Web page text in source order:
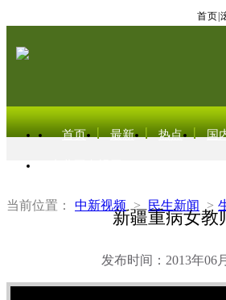
首页
首页 最新 热点 国
当前位置： 中新视频 > 民生新闻 >
新疆重病女教
发布时间：2013年06